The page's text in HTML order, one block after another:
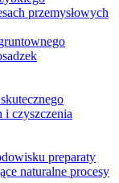
przemysłowych
i czyszczenia
preparaty
naturalne procesy